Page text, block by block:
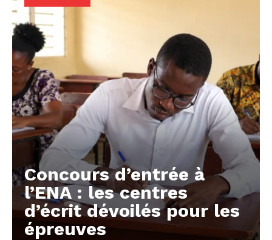
Concours d’entrée à
l’ENA : les centres
d’écrit dévoilés pour les
épreuves